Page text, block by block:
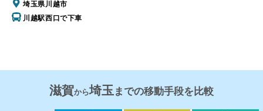
埼玉県川越市
川越駅西口で下車
滋賀から埼玉 までの移動手段を比較